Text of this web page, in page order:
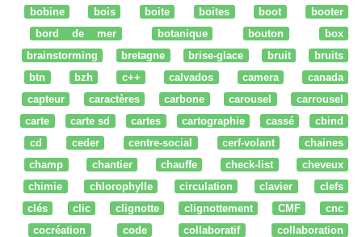
bobine
bois boite boites boot
booter
bord de mer
botanique bouton
box
brainstorming
bretagne brise-glace bruit
bruits
btn
bzh c++ calvados camera
canada
capteur
caractères carbone carousel
carrousel
carte
carte sd cartes cartographie cassé
cbind
cd
ceder centre-social cerf-volant
chaines
champ
chantier chauffe check-list
cheveux
chimie
chlorophylle circulation clavier
clefs
clés
clic clignotte clignottement CMF
cnc
cocréation
code collaboratif
collaboration